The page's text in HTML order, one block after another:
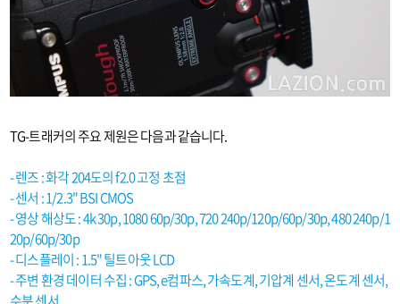
TG-트래커의 주요 제원은 다음과 같습니다.
- 렌즈 : 화각 204도의 f2.0 고정 초점
- 센서 : 1/2.3" BSI CMOS
- 영상 해상도 : 4k 30p, 1080 60p/30p, 720 240p/120p/60p/30p, 480 240p/1
20p/60p/30p
- 디스플레이 : 1.5" 틸트아웃 LCD
- 주변 환경 데이터 수집 : GPS, e컴파스, 가속도계, 기압계 센서, 온도계 센서,